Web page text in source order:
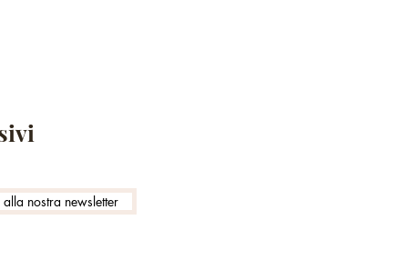
nostra newsletter